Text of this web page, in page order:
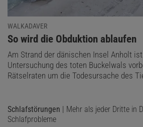
WALKADAVER
:
So wird die Obduktion ablaufen
Am Strand der dänischen Insel Anholt
Untersuchung des toten Buckelwals
Rätselraten um die Todesursache des
Schlafstörungen | Mehr als jeder Dritte in
Schlafprobleme